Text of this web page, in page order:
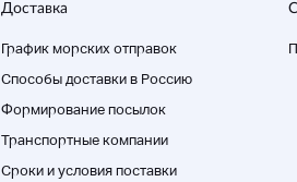
Доставка
График морских отправок
Способы доставки в Россию
Формирование посылок
Транспортные компании
Cроки и условия поставки